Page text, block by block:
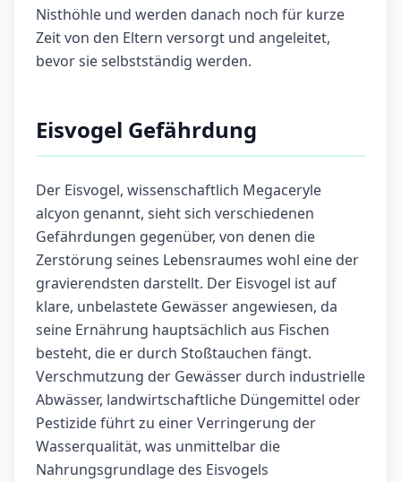
Nisthöhle und werden danach noch für kurze
Zeit von den Eltern versorgt und angeleitet,
bevor sie selbstständig werden.
Eisvogel Gefährdung
Der Eisvogel, wissenschaftlich Megaceryle
alcyon genannt, sieht sich verschiedenen
Gefährdungen gegenüber, von denen die
Zerstörung seines Lebensraumes wohl eine der
gravierendsten darstellt. Der Eisvogel ist auf
klare, unbelastete Gewässer angewiesen, da
seine Ernährung hauptsächlich aus Fischen
besteht, die er durch Stoßtauchen fängt.
Verschmutzung der Gewässer durch industrielle
Abwässer, landwirtschaftliche Düngemittel oder
Pestizide führt zu einer Verringerung der
Wasserqualität, was unmittelbar die
Nahrungsgrundlage des Eisvogels